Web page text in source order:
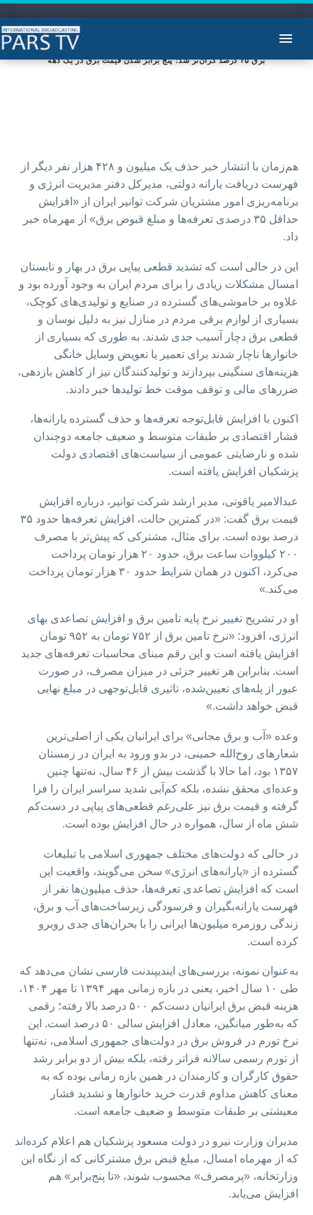
برق ۳۵ درصد گران‌تر شد؛ پنج برابر شدن قیمت برق در یک دهه
هم‌زمان با انتشار خبر حذف یک میلیون و ۴۲۸ هزار نفر دیگر از
فهرست دریافت یارانه دولتی، مدیرکل دفتر مدیریت انرژی و
برنامه‌ریزی امور مشتریان شرکت توانیر ایران از «افزایش
حداقل ۳۵ درصدی تعرفه‌ها و مبلغ قبوض برق» از مهرماه خبر
داد.
این در حالی است که تشدید قطعی پیاپی برق در بهار و تابستان
امسال مشکلات زیادی را برای مردم ایران به وجود آورده بود و
علاوه بر خاموشی‌های گسترده در صنایع و تولیدی‌های کوچک،
بسیاری از لوازم برقی مردم در منازل نیز به دلیل نوسان و
قطعی برق دچار آسیب جدی شدند. به طوری که بسیاری از
خانوارها ناچار شدند برای تعمیر یا تعویض وسایل خانگی
هزینه‌های سنگینی بپردازند و تولیدکنندگان نیز از کاهش بازدهی،
ضررهای مالی و توقف موقت خط تولید‌ها خبر دادند.
اکنون با افزایش قابل‌توجه تعرفه‌ها و حذف گسترده یارانه‌ها،
فشار اقتصادی بر طبقات متوسط و ضعیف جامعه دوچندان
شده و نارضایتی عمومی از سیاست‌های اقتصادی دولت
پزشکیان افزایش یافته است.
عبدالامیر یاقوتی، مدیر ارشد شرکت توانیر، درباره افزایش
قیمت برق گفت: «در کمترین حالت، افزایش تعرفه‌ها حدود ۳۵
درصد بوده است. برای مثال، مشترکی که پیش‌تر با مصرف
۲۰۰ کیلووات ساعت برق، حدود ۲۰ هزار تومان پرداخت
می‌کرد، اکنون در همان شرایط حدود ۳۰ هزار تومان پرداخت
می‌کند.»
او در تشریح تغییر نرخ پایه تامین برق و افزایش تصاعدی بهای
انرژی، افزود: «نرخ تامین برق از ۷۵۲ تومان به ۹۵۲ تومان
افزایش یافته است و این رقم مبنای محاسبات تعرفه‌های جدید
است. بنابراین هر تغییر جزئی در میزان مصرف، در صورت
عبور از پله‌های تعیین‌شده، تاثیری قابل‌توجهی در مبلغ نهایی
قبض خواهد داشت.»
وعده «آب و برق مجانی» برای ایرانیان یکی از اصلی‌ترین
شعارهای روح‌الله خمینی، در بدو ورود به ایران در زمستان
۱۳۵۷ بود، اما حالا با گذشت بیش از ۴۶ سال، نه‌تنها چنین
وعده‌ای محقق نشده، بلکه کم‌آبی شدید سراسر ایران را فرا
گرفته و قیمت برق نیز علی‌رغم قطعی‌های پیاپی در دست‌کم
شش ماه از سال، همواره در حال افزایش بوده است.
در حالی که دولت‌های مختلف جمهوری اسلامی با تبلیغات
گسترده از «یارانه‌های انرژی» سخن می‌گویند، واقعیت این
است که افزایش تصاعدی تعرفه‌ها، حذف میلیون‌ها نفر از
فهرست یارانه‌بگیران و فرسودگی زیرساخت‌های آب و برق،
زندگی روزمره میلیون‌ها ایرانی را با بحران‌های جدی روبرو
کرده است.
به‌عنوان نمونه، بررسی‌های ایندیپندنت فارسی نشان می‌دهد که
طی ۱۰ سال اخیر، یعنی در بازه زمانی مهر ۱۳۹۴ تا مهر ۱۴۰۴،
هزینه قبض برق ایرانیان دست‌کم ۵۰۰ درصد بالا رفته؛ رقمی
که به‌طور میانگین، معادل افزایش سالی ۵۰ درصد است. این
نرخ تورم در فروش برق در دولت‌های جمهوری اسلامی، نه‌تنها
از تورم رسمی سالانه فراتر رفته، بلکه بیش از دو برابر رشد
حقوق کارگران و کارمندان در همین بازه زمانی بوده که به
معنای کاهش مداوم قدرت خرید خانوارها و تشدید فشار
معیشتی بر طبقات متوسط و ضعیف جامعه است.
مدیران وزارت نیرو در دولت مسعود پزشکیان هم اعلام کرده‌اند
که از مهرماه امسال، مبلغ قبض برق مشترکانی که از نگاه این
وزارتخانه، «پرمصرف» محسوب شوند، «تا پنج‌برابر» هم
افزایش می‌یابد.